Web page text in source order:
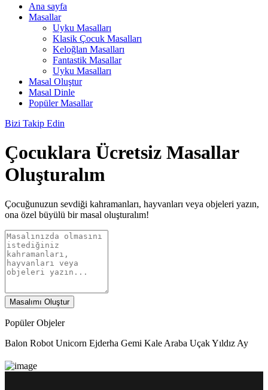
Ana sayfa
Masallar
Uyku Masalları
Klasik Çocuk Masalları
Keloğlan Masalları
Fantastik Masallar
Uyku Masalları
Masal Oluştur
Masal Dinle
Popüler Masallar
Bizi Takip Edin
Çocuklara Ücretsiz Masallar
Oluşturalım
Çocuğunuzun sevdiği kahramanları, hayvanları veya objeleri yazın,
ona özel büyülü bir masal oluşturalım!
Masalımı Oluştur
Popüler Objeler
Balon Robot Unicorn Ejderha Gemi Kale Araba UçakYıldız Ay